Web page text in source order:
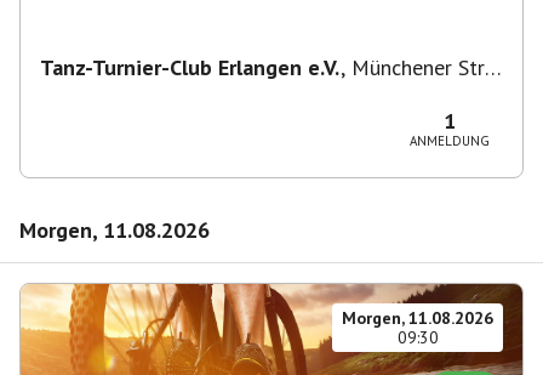
Tanz-Turnier-Club Erlangen e.V., Münchener Str.
1
ANMELDUNG
Morgen, 11.08.2026
Morgen, 11.08.2026
09:30